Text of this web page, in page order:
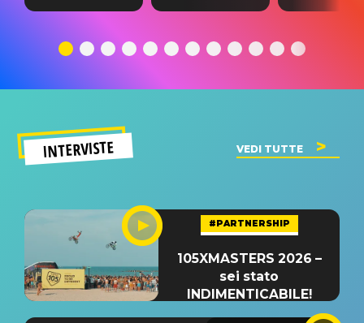
testo,
significato
traduzione e
del singolo
testo,
INTERVISTE VEDI TUTTE
#PARTNERSHIP
105XMASTERS 2026 –
sei stato
INDIMENTICABILE!